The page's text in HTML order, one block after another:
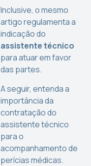
Inclusive, o mesmo
artigo regulamenta a
indicação do
assistente técnico
para atuar em favor
das partes.
A seguir, entenda a
importância da
contratação do
assistente técnico
para o
acompanhamento de
perícias médicas.